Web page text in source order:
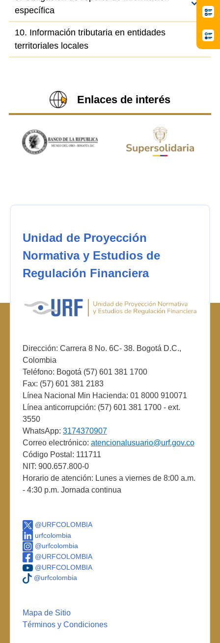
específica
10. Información tributaria en entidades
territoriales locales
Enlaces de interés
Unidad de Proyección
Normativa y Estudios de
Regulación Financiera
Dirección: Carrera 8 No. 6C- 38. Bogotá D.C.,
Colombia
Teléfono: Bogotá (57) 601 381 1700
Fax: (57) 601 381 2183
Línea Nacional Min Hacienda: 01 8000 910071
Línea anticorrupción: (57) 601 381 1700 - ext.
3550
WhatsApp: 3174370907
Correo electrónico: atencionalusuario@urf.gov.co
Código Postal: 111711
NIT: 900.657.800-0
Horario de atención: Lunes a viernes de 8:00 a.m.
- 4:30 p.m. Jornada continua
@URFCOLOMBIA
urfcolombia
@urfcolombia
@URFCOLOMBIA
@URFCOLOMBIA
@urfcolombia
Mapa de Sitio
Términos y Condiciones